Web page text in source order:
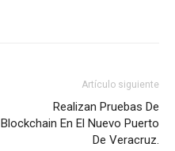
Artículo siguiente
Realizan Pruebas De
Blockchain En El Nuevo Puerto
De Veracruz.